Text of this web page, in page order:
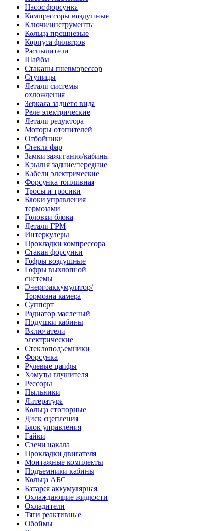
Насос форсунка
Компрессоры воздушные
Ключи/инструменты
Кольца прошневые
Корпуса фильтров
Распылители
Шайбы
Стаканы пневморессор
Ступицы
Детали системы
охлождения
Зеркала заднего вида
Реле электрические
Детали редуктора
Моторы отопителей
Отбойники
Стекла фар
Замки зажигания/кабины
Крылья задние/передние
Кабели электрические
Форсунка топливная
Тросы и тросики
Блоки управления
тормозами
Головки блока
Детали ГРМ
Интеркулеры
Прокладки компрессора
Стакан форсунки
Гофры воздушные
Гофры выхлопной
системы
Энергоаккумулятор/
Тормозна камера
Суппорт
Радиатор масленый
Подушки кабины
Включатели
электрические
Стеклоподъемники
Форсунка
Рулевые цапфы
Хомуты глушителя
Рессоры
Пыльники
Литература
Кольца стопорные
Диск сцепления
Блок управления
Гайки
Свечи накала
Прокладки двигателя
Монтажные комплекты
Подъемники кабины
Кольца АБС
Батарея аккумулярная
Охлаждающие жидкости
Охладители
Тяги реактивные
Обоймы